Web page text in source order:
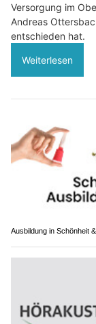
Versorgung im
Andreas
entschieden hat.
Weiterlesen
Ausbildung in Schönheit